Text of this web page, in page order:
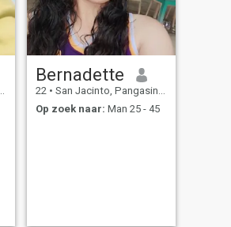
Bernadette
22 • San Jacinto, Pangasinan, Filipijnen
Op zoek naar: Man 25 - 45